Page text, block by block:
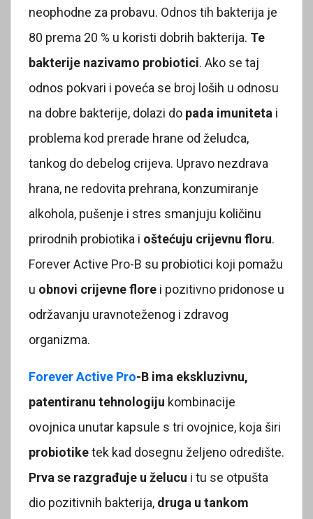
neophodne za probavu. Odnos tih bakterija je
80 prema 20 % u koristi dobrih bakterija. Te
bakterije nazivamo probiotici. Ako se taj
odnos pokvari i poveća se broj loših u odnosu
na dobre bakterije, dolazi do pada imuniteta i
problema kod prerade hrane od želudca,
tankog do debelog crijeva. Upravo nezdrava
hrana, ne redovita prehrana, konzumiranje
alkohola, pušenje i stres smanjuju količinu
prirodnih probiotika i oštećuju crijevnu floru.
Forever Active Pro-B su probiotici koji pomažu
u obnovi crijevne flore i pozitivno pridonose u
održavanju uravnoteženog i zdravog
organizma.
Forever Active Pro-B ima ekskluzivnu,
patentiranu tehnologiju kombinacije
ovojnica unutar kapsule s tri ovojnice, koja širi
probiotiketek kad dosegnu željeno odredište.
Prva se razgrađuje u želucu i tu se otpušta
dio pozitivnih bakterija, druga u tankom